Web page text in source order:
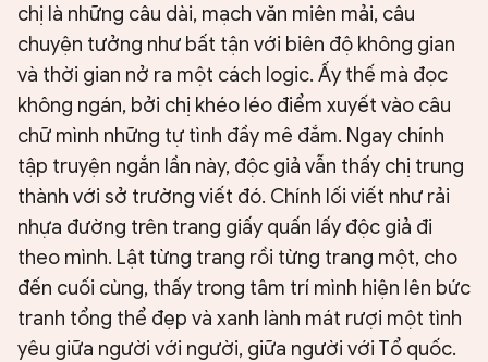
chị là những câu dài, mạch văn miên mải, câu
chuyện tưởng như bất tận với biên độ không gian
và thời gian nở ra một cách logic. Ấy thế mà đọc
không ngán, bởi chị khéo léo điểm xuyết vào câu
chữ mình những tự tình đầy mê đắm. Ngay chính
tập truyện ngắn lần này, độc giả vẫn thấy chị trung
thành với sở trường viết đó. Chính lối viết như rải
nhựa đường trên trang giấy quấn lấy độc giả đi
theo mình. Lật từng trang rồi từng trang một, cho
đến cuối cùng, thấy trong tâm trí mình hiện lên bức
tranh tổng thể đẹp và xanh lành mát rượi một tình
yêu giữa người với người, giữa người với Tổ quốc.